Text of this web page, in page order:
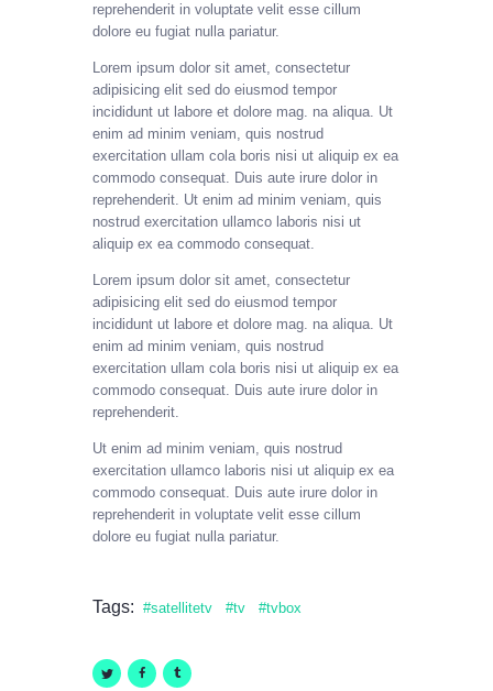
reprehenderit in voluptate velit esse cillum
dolore eu fugiat nulla pariatur.
Lorem ipsum dolor sit amet, consectetur
adipisicing elit sed do eiusmod tempor
incididunt ut labore et dolore mag. na aliqua. Ut
enim ad minim veniam, quis nostrud
exercitation ullam cola boris nisi ut aliquip ex ea
commodo consequat. Duis aute irure dolor in
reprehenderit. Ut enim ad minim veniam, quis
nostrud exercitation ullamco laboris nisi ut
aliquip ex ea commodo consequat.
Lorem ipsum dolor sit amet, consectetur
adipisicing elit sed do eiusmod tempor
incididunt ut labore et dolore mag. na aliqua. Ut
enim ad minim veniam, quis nostrud
exercitation ullam cola boris nisi ut aliquip ex ea
commodo consequat. Duis aute irure dolor in
reprehenderit.
Ut enim ad minim veniam, quis nostrud
exercitation ullamco laboris nisi ut aliquip ex ea
commodo consequat. Duis aute irure dolor in
reprehenderit in voluptate velit esse cillum
dolore eu fugiat nulla pariatur.
Tags: satellitetv tv tvbox